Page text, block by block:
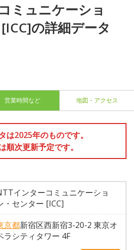
ミュニケーショ
の詳細データ
営業時間など 地図・アクセス
は2025年のものです。
順次更新予定です。
インターコミュニケーショ
・センター [ICC]
京都新宿区西新宿3-20-2 東京オ
ラシティタワー 4F